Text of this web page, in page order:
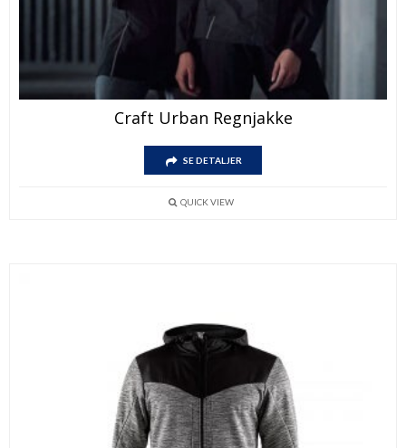
Craft Urban Regnjakke
SE DETALJER
QUICK VIEW